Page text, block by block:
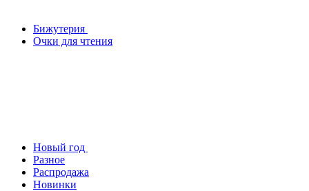
Бижутерия
Очки для чтения
Новый год
Разное
Распродажа
Новинки